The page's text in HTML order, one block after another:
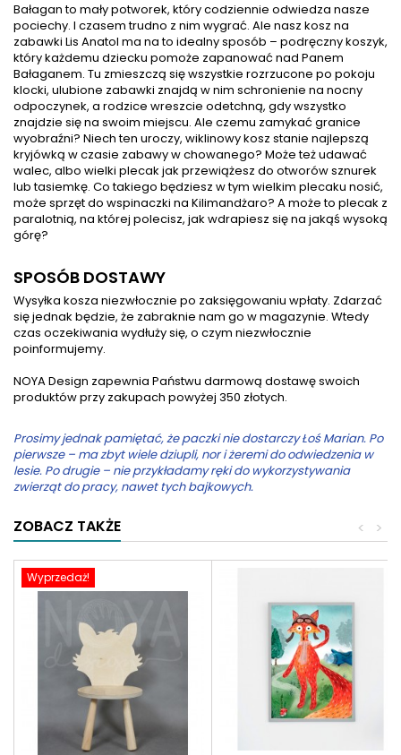
Bałagan to mały potworek, który codziennie odwiedza nasze
pociechy. I czasem trudno z nim wygrać. Ale nasz kosz na
zabawki Lis Anatol ma na to idealny sposób – podręczny koszyk,
który każdemu dziecku pomoże zapanować nad Panem
Bałaganem. Tu zmieszczą się wszystkie rozrzucone po pokoju
klocki, ulubione zabawki znajdą w nim schronienie na nocny
odpoczynek, a rodzice wreszcie odetchną, gdy wszystko
znajdzie się na swoim miejscu. Ale czemu zamykać granice
wyobraźni? Niech ten uroczy, wiklinowy kosz stanie najlepszą
kryjówką w czasie zabawy w chowanego? Może też udawać
walec, albo wielki plecak jak przewiążesz do otworów sznurek
lub tasiemkę. Co takiego będziesz w tym wielkim plecaku nosić,
może sprzęt do wspinaczki na Kilimandżaro? A może to plecak z
paralotnią, na której polecisz, jak wdrapiesz się na jakąś wysoką
górę?
SPOSÓB DOSTAWY
Wysyłka kosza niezwłocznie po zaksięgowaniu wpłaty. Zdarzać
się jednak będzie, że zabraknie nam go w magazynie. Wtedy
czas oczekiwania wydłuży się, o czym niezwłocznie
poinformujemy.
NOYA Design zapewnia Państwu darmową dostawę swoich
produktów przy zakupach powyżej 350 złotych.
Prosimy jednak pamiętać, że paczki nie dostarczy Łoś Marian. Po
pierwsze – ma zbyt wiele dziupli, nor i żeremi do odwiedzenia w
lesie. Po drugie – nie przykładamy ręki do wykorzystywania
zwierząt do pracy, nawet tych bajkowych.
ZOBACZ TAKŻE >
<
Wyprzedaż!